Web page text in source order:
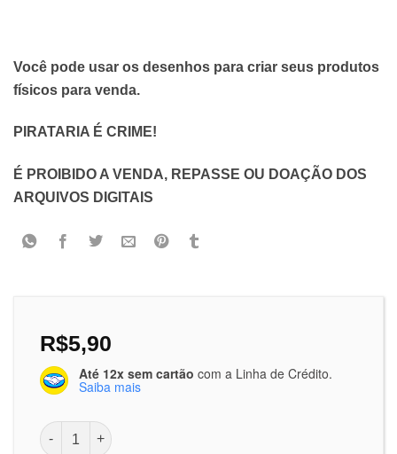
Você pode usar os desenhos para criar seus produtos
físicos para venda.
PIRATARIA É CRIME!
É PROIBIDO A VENDA, REPASSE OU DOAÇÃO DOS
ARQUIVOS DIGITAIS
R$5,90
Até 12x sem cartão com a Linha de Crédito.
Saiba mais
Arte Digital | Eu irei quantidade